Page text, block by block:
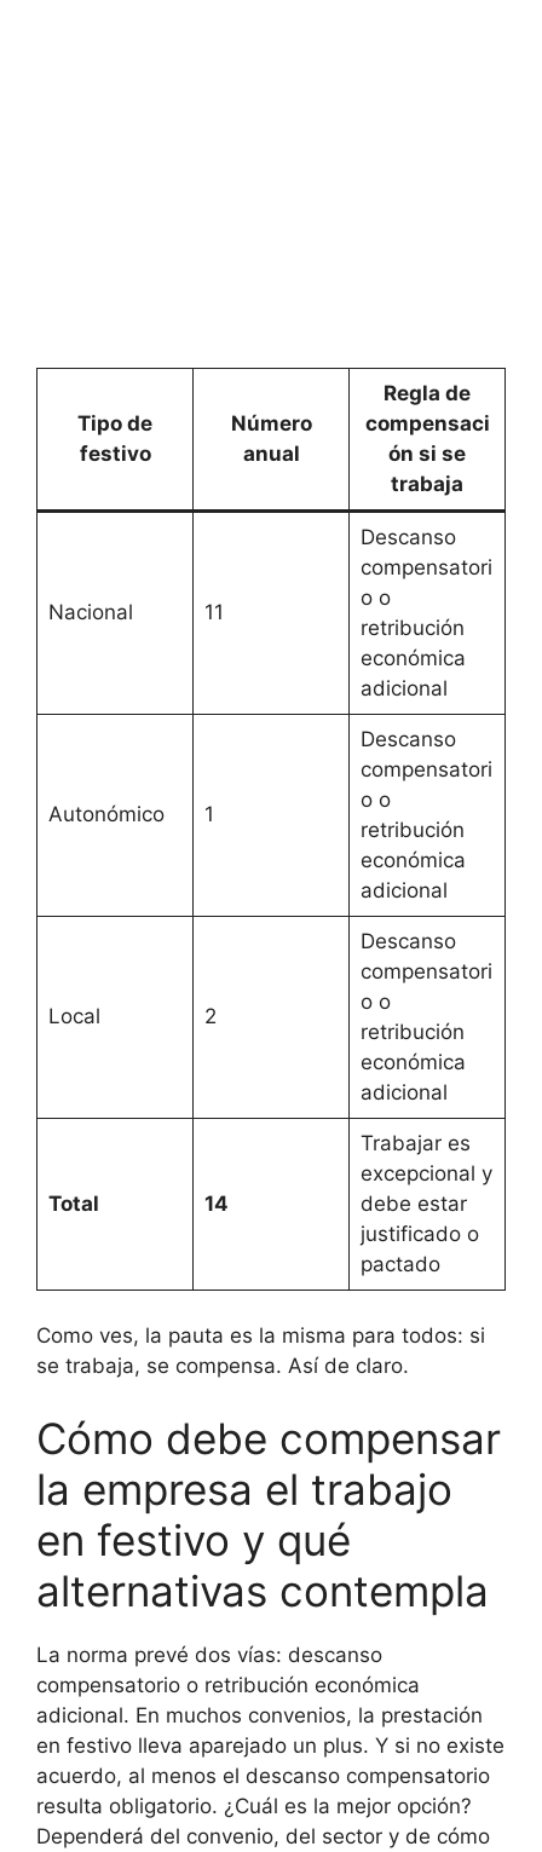
Tipo de
festivo
Número
anual
Regla de
compensaci
ón si se
trabaja
Nacional 11
Descanso
compensatori
o o
retribución
económica
adicional
Autonómico 1
Descanso
compensatori
o o
retribución
económica
adicional
Local 2
Descanso
compensatori
o o
retribución
económica
adicional
Total 14
Trabajar es
excepcional y
debe estar
justificado o
pactado
Como ves, la pauta es la misma para todos: si
se trabaja, se compensa. Así de claro.
Cómo debe compensar
la empresa el trabajo
en festivo y qué
alternativas contempla
La norma prevé dos vías: descanso
compensatorio o retribución económica
adicional. En muchos convenios, la prestación
en festivo lleva aparejado un plus. Y si no existe
acuerdo, al menos el descanso compensatorio
resulta obligatorio. ¿Cuál es la mejor opción?
Dependerá del convenio, del sector y de cómo